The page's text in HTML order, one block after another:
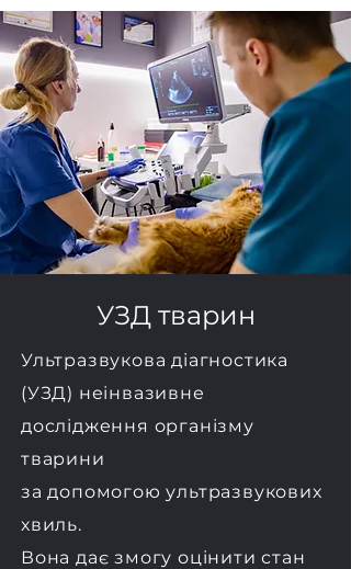
УЗД тварин
Ультразвукова діагностика
(УЗД) неінвазивне
дослідження організму
тварини
за допомогою ультразвукових
хвиль.
Вона дає змогу оцінити стан